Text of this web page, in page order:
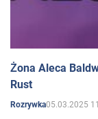
Żona Aleca
Rust
Rozrywka05.03.2025